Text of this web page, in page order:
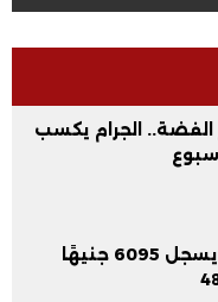
الفضة.. الجرام يكسب
الذهب اليوم.. عيار 21 يسجل 6095 جنيهًا